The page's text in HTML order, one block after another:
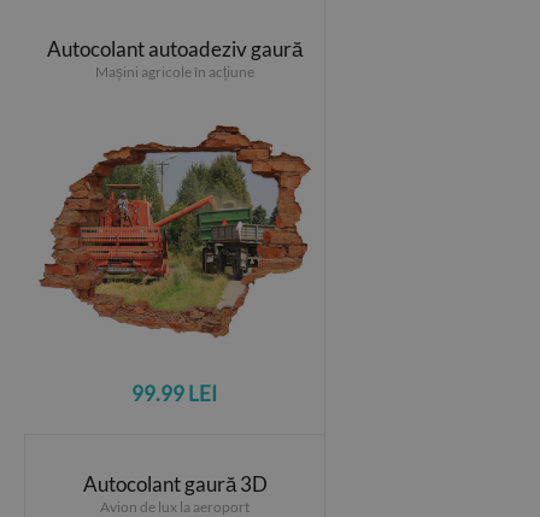
Autocolant autoadeziv gaură
Mașini agricole în acțiune
99.99 LEI
Autocolant gaură 3D
Avion de lux la aeroport